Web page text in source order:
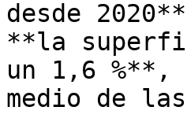
desde
**la
un 1,6 %**,
medio de